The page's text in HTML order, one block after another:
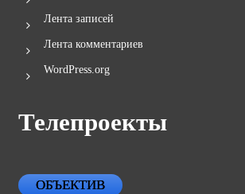
Лента записей
Лента комментариев
WordPress.org
Телепроекты
ОБЪЕКТИВ